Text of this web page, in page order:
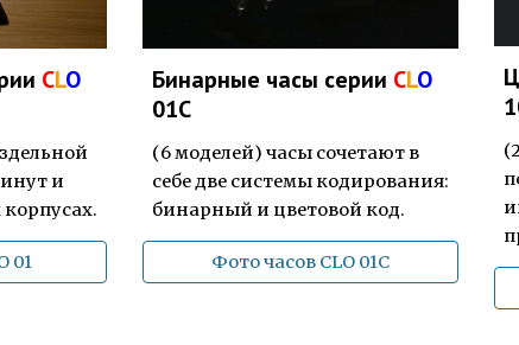
CLO
и
01
Бинарные часы серии CLO
01C
(6моделей) часы сочетаютв
себе двесистемы кодирования:
бинарный и цветовой код.
Фото часов CLO 01C